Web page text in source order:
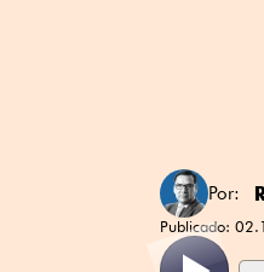
Por:
Publicado: